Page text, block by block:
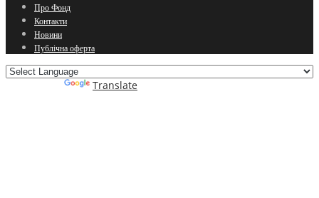
Про Фонд
Контакти
Новини
Публічна оферта
Translate